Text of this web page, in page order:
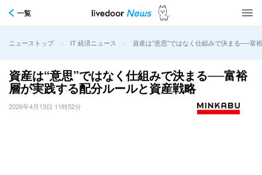
一覧
ニューストップ > IT 経済ニュース > 資産は“意思”ではなく仕組みで決まる──富
資産は“意思”ではなく仕組みで決まる──富裕
層が実践する配分ルールと資産戦略
2026年4月13日 11時52分